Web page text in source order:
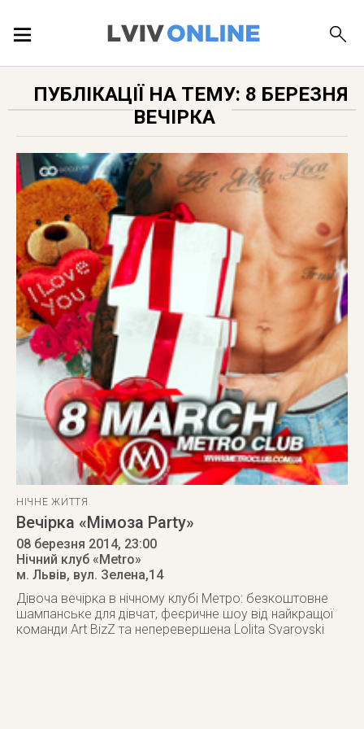
ПУБЛІКАЦІЇ
ДОВІДКА
ПУБЛІКАЦІЇ НА ТЕМУ: 8 БЕРЕЗНЯ
ВЕЧІРКА
НІЧНЕ ЖИТТЯ
Вечірка «Мімоза Рarty»
08 березня 2014, 23:00
Нічний клуб «Metro»
м. Львів, вул. Зелена,14
Дівоча вечірка в нічному клубі Метро: безкоштовне
шампанське для дівчат, феєричне шоу від найкращої
команди Art BizZ тa неперевершена Lolita Svarovski